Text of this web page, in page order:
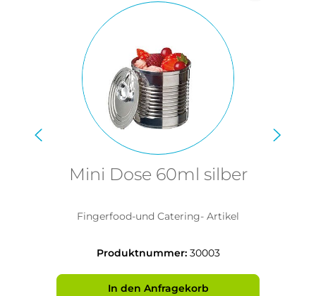
Mini Dose 60ml silber
Fingerfood-und Catering- Artikel
Produktnummer: 30003
In den Anfragekorb